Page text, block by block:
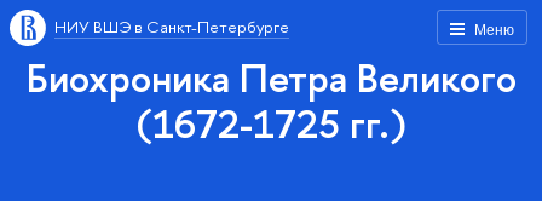
Меню
НИУ ВШЭ в Санкт-Петербурге
Биохроника Петра Великого
(1672-1725 гг.)